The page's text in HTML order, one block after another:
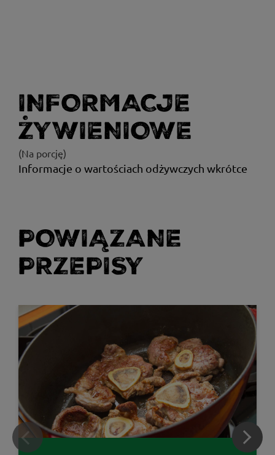
INFORMACJE
ŻYWIENIOWE
(Na porcję)
Informacje o wartościach odżywczych wkrótce
POWIĄZANE
PRZEPISY